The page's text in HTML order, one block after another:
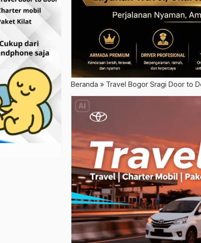
Beranda » Travel Bogor Sragi Door to